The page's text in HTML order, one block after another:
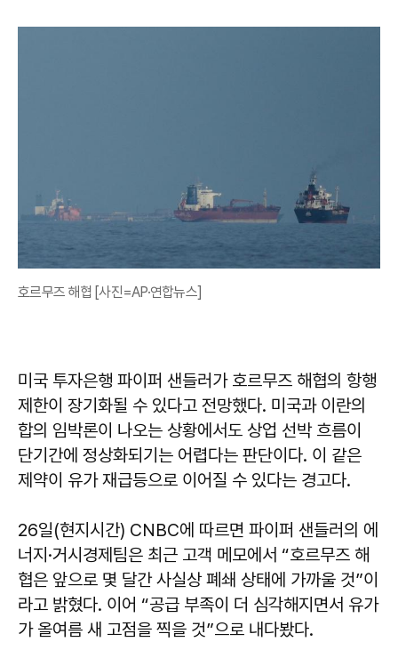
호르무즈 해협 [사진=AP·연합뉴스]
미국 투자은행 파이퍼 샌들러가 호르무즈 해협의 항행
제한이 장기화될 수 있다고 전망했다. 미국과 이란의
합의 임박론이 나오는 상황에서도 상업 선박 흐름이
단기간에 정상화되기는 어렵다는 판단이다. 이 같은
제약이 유가 재급등으로 이어질 수 있다는 경고다.
26일(현지시간) CNBC에 따르면 파이퍼 샌들러의 에
너지·거시경제팀은 최근 고객 메모에서 “호르무즈 해
협은 앞으로 몇 달간 사실상 폐쇄 상태에 가까울 것”이
라고 밝혔다. 이어 “공급 부족이 더 심각해지면서 유가
가 올여름 새 고점을 찍을 것”으로 내다봤다.